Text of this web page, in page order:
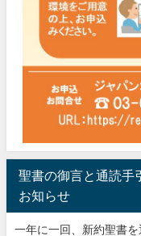
聖書の御言と通読手
お知らせ
一年に一回、新約聖書